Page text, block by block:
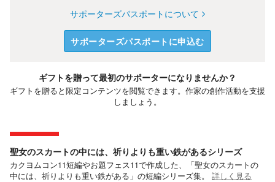
サポーターズパスポートについて
サポーターズパスポートに申込む
ギフトを贈って最初のサポーターになりませんか？
ギフトを贈ると限定コンテンツを閲覧できます。作家の創作活動を支援
しましょう。
聖女のスカートの中には、祈りよりも重い鉄があるシリーズ
カクヨムコン11短編やお題フェス11で作成した、「聖女のスカートの
中には、祈りよりも重い鉄がある」の短編シリーズ集。
詳しく見る